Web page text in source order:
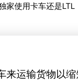
家使用卡车还是
来运输货物以